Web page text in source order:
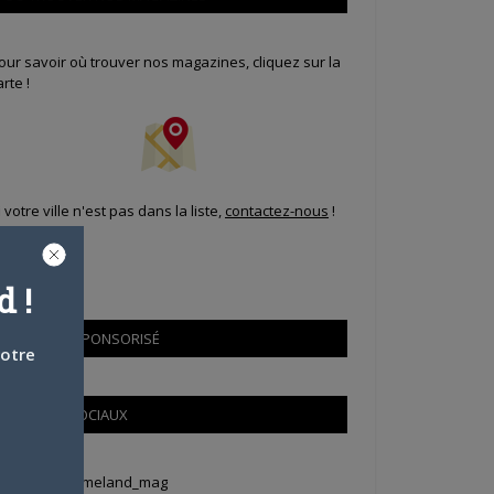
savoir où trouver nos magazines, cliquez sur la
!
votre ville n'est pas dans la liste, contactez-nous !
CONTENU SPONSORISÉ
RÉSEAUX SOCIAUX
Tweets by Animeland_mag
!